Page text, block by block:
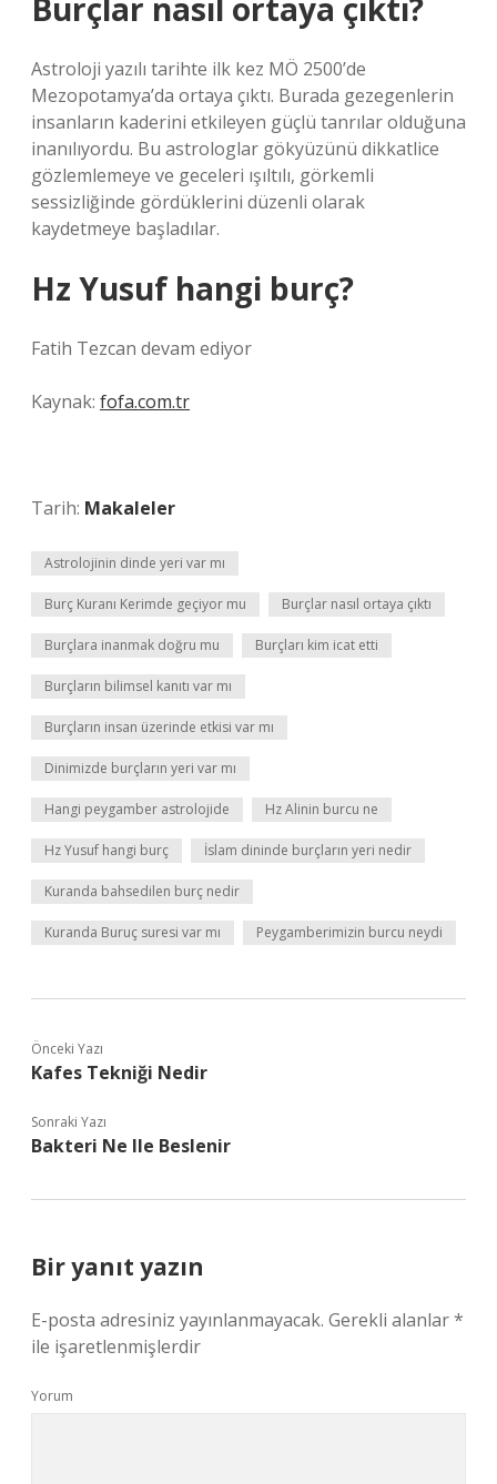
Burçlar nasıl ortaya çıktı?
Astroloji yazılı tarihte ilk kez MÖ 2500’de
Mezopotamya’da ortaya çıktı. Burada gezegenlerin
insanların kaderini etkileyen güçlü tanrılar olduğuna
inanılıyordu. Bu astrologlar gökyüzünü dikkatlice
gözlemlemeye ve geceleri ışıltılı, görkemli
sessizliğinde gördüklerini düzenli olarak
kaydetmeye başladılar.
Hz Yusuf hangi burç?
Fatih Tezcan devam ediyor
Kaynak: fofa.com.tr
Tarih: Makaleler
Astrolojinin dinde yeri var mı
Burç Kuranı Kerimde geçiyor mu Burçlar nasıl ortaya çıktı
Burçlara inanmak doğru mu Burçları kim icat etti
Burçların bilimsel kanıtı var mı
Burçların insan üzerinde etkisi var mı
Dinimizde burçların yeri var mı
Hangi peygamber astrolojide Hz Alinin burcu ne
Hz Yusuf hangi burç İslam dininde burçların yeri nedir
Kuranda bahsedilen burç nedir
Kuranda Buruç suresi var mı Peygamberimizin burcu neydi
Önceki Yazı
Kafes Tekniği Nedir
Sonraki Yazı
Bakteri Ne Ile Beslenir
Bir yanıt yazın
E-posta adresiniz yayınlanmayacak. Gerekli alanlar*
ile işaretlenmişlerdir
Yorum